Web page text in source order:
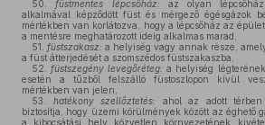
50. füstmentes lépcsőház: az olyan
alkalmával képződött füst és mérgező égésgázok
mértékben van korlátozva, hogy a lépcsőház az
a mentésre meghatározott ideig alkalmas marad,
51. füstszakasz: a helyiség vagy annak része,
a füst átterjedését a szomszédos füstszakaszba,
52.
füstszegény levegőréteg: a helyiség
esetén a tűzből felszálló füstoszlopon kívül
mértékben van jelen,
53.
hatékony szellőztetés: ahol az adott térben
biztosítja, hogy üzemi körülmények között az éghető
a kibocsátási hely közvetlen környezetének